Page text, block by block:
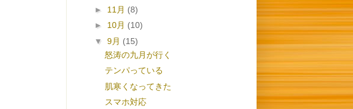
► 11月 (8)
► 10月 (10)
▼ 9月 (15)
怒涛の九月が行く
テンパっている
肌寒くなってきた
スマホ対応